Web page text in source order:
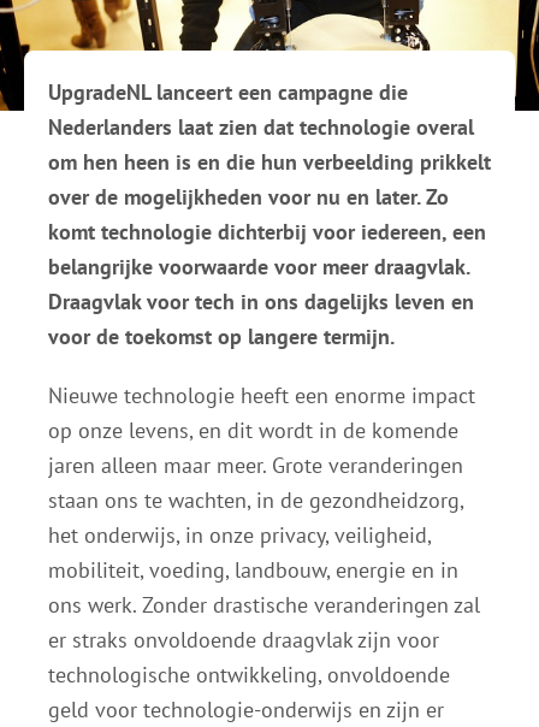
UpgradeNL lanceert een campagne die
Nederlanders laat zien dat technologie overal
om hen heen is en die hun verbeelding prikkelt
over de mogelijkheden voor nu en later. Zo
komt technologie dichterbij voor iedereen, een
belangrijke voorwaarde voor meer draagvlak.
Draagvlak voor tech in ons dagelijks leven en
voor de toekomst op langere termijn.
Nieuwe technologie heeft een enorme impact
op onze levens, en dit wordt in de komende
jaren alleen maar meer. Grote veranderingen
staan ons te wachten, in de gezondheidzorg,
het onderwijs, in onze privacy, veiligheid,
mobiliteit, voeding, landbouw, energie en in
ons werk. Zonder drastische veranderingen zal
er straks onvoldoende draagvlak zijn voor
technologische ontwikkeling, onvoldoende
geld voor technologie-onderwijs en zijn er